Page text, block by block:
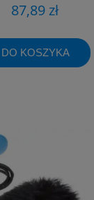
87,89 zł
DO KOSZYKA